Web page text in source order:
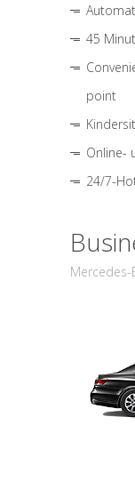
45
point
Online-
24/7-
Mercedes-